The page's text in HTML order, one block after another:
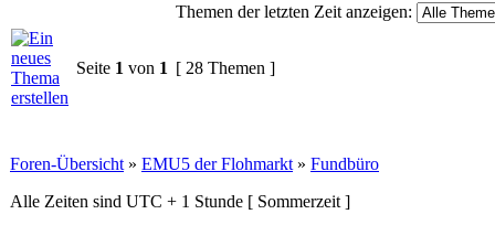
Themen der letzten Zeit anzeigen:
Seite 1 von 1 [ 28 Themen ]
Foren-Übersicht » EMU5 der Flohmarkt » Fundbüro
Alle Zeiten sind UTC + 1 Stunde [ Sommerzeit ]